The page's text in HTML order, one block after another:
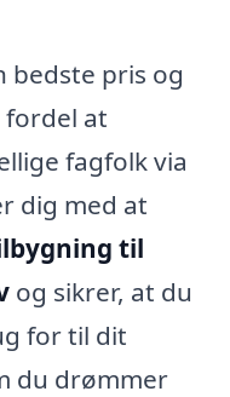
bedste pris og
at
fagfolk via
dig med at
til
og sikrer, at du
for til dit
du drømmer